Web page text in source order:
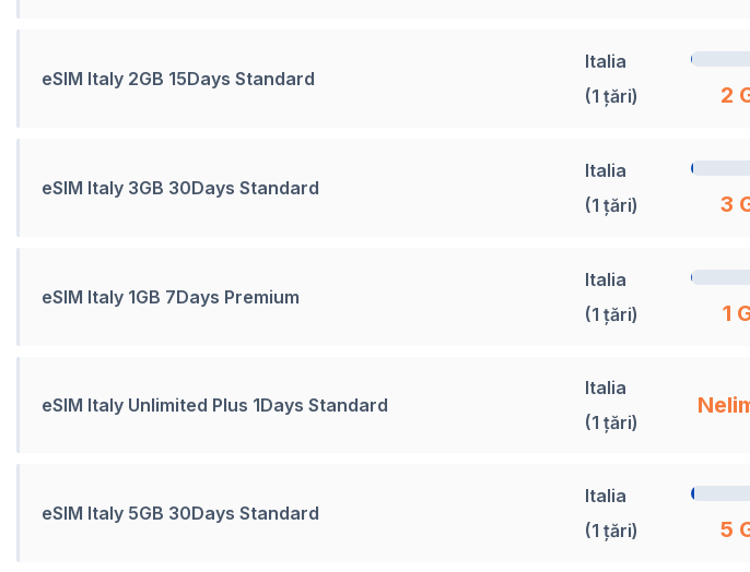
eSIM Italy 2GB 15Days Standard
Italia
(1 țări)
2
eSIM Italy 3GB 30Days Standard
Italia
(1 țări)
3
eSIM Italy 1GB 7Days Premium
Italia
(1 țări)
1
eSIM Italy Unlimited Plus 1Days Standard
Italia
(1 țări)
eSIM Italy 5GB 30Days Standard
Italia
(1 țări)
5